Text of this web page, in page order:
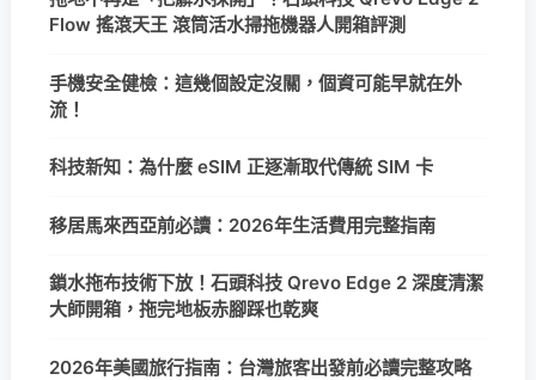
Flow 搖滾天王 滾筒活水掃拖機器人開箱評測
手機安全健檢：這幾個設定沒關，個資可能早就在外
流！
科技新知：為什麼 eSIM 正逐漸取代傳統 SIM 卡
移居馬來西亞前必讀：2026年生活費用完整指南
鎖水拖布技術下放！石頭科技 Qrevo Edge 2 深度清潔
大師開箱，拖完地板赤腳踩也乾爽
2026年美國旅行指南：台灣旅客出發前必讀完整攻略